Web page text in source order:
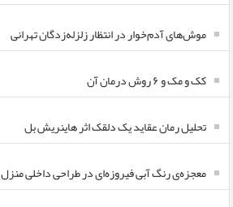
موش‌های آدم‌خوار در انتظار زلزله‌زدگان تهرانی
کک و مک و ۶ روش درمان آن
تحلیل رمان عقاید یک دلقک اثر هاینریش بل
معجزه‌ی رنگ آبی فیروزه‌ای در طراحی داخلی منزل